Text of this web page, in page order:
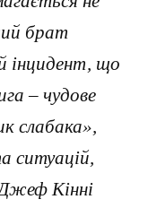
брат
інцидент, що
– чудове
слабака»,
ситуацій,
Кінні